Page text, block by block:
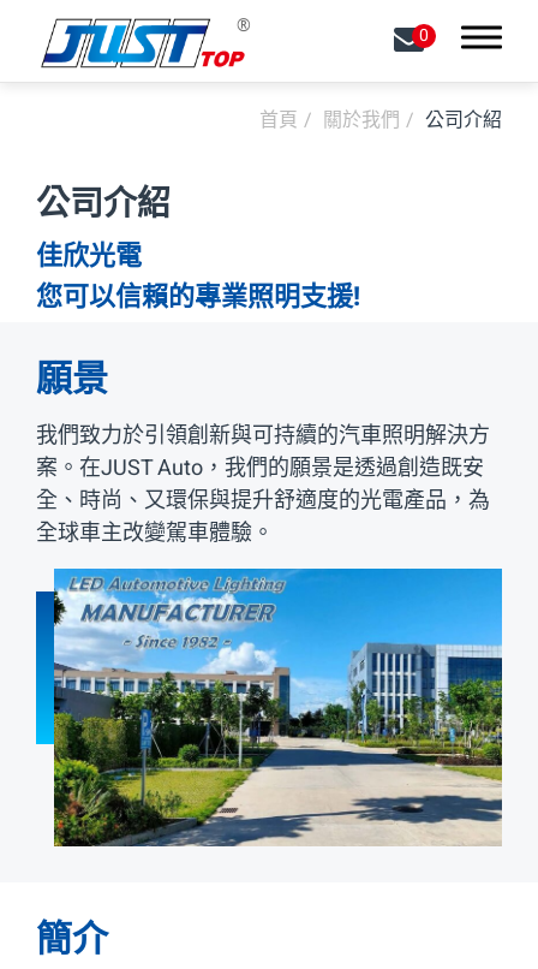
0
首頁 關於我們 公司介紹
公司介紹
佳欣光電
您可以信賴的專業照明支援!
願景
我們致力於引領創新與可持續的汽車照明解決方
案。在JUST Auto，我們的願景是透過創造既安
全、時尚、又環保與提升舒適度的光電產品，為
全球車主改變駕車體驗。
簡介
關於我們
公司介紹
可持續性
最新消息
能力
產品介紹
聯絡我們
中文 EN